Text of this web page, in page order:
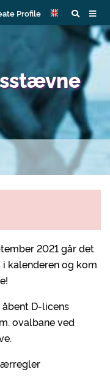
Profile
2021 går det
kalenderen og kom
D-licens
ovalbane ved